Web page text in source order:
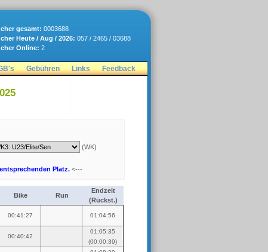
gesamt: 0003688
Heute / Aug / 2026: 057 / 2465 / 03688
Online: 2
Gebühren Links Feedback
(WK)
Platz. <---
Bike Run
Endzeit
(Rückst.)